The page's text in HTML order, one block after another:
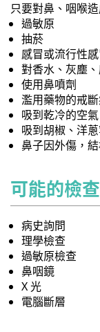
只要對鼻、咽喉
過敏原
抽菸
感冒或流行性
對香水、灰塵
使用鼻噴劑
濫用藥物的戒
吸到乾冷的空氣
吸到胡椒、洋
鼻子因外傷，
可能的檢查
病史詢問
理學檢查
過敏原檢查
鼻咽鏡
X 光
電腦斷層